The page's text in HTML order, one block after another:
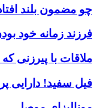
چو مضمون بلند
فرزند زمانه خود
ملاقات با پیرزنی
فیل سفید! دارایی